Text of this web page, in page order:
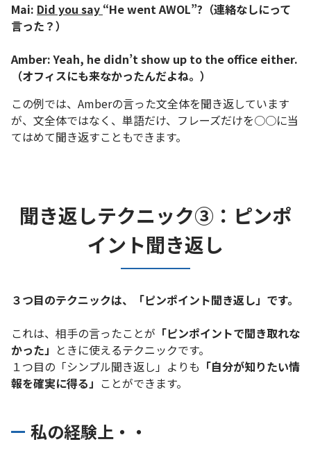
Mai: Did you say “He went AWOL”?（連絡なしにって
言った？）
Amber: Yeah, he didn’t show up to the office either.
（オフィスにも来なかったんだよね。）
この例では、Amberの言った文全体を聞き返しています
が、文全体ではなく、単語だけ、フレーズだけを○○に当
てはめて聞き返すこともできます。
聞き返しテクニック③：ピンポ
イント聞き返し
３つ目のテクニックは、「ピンポイント聞き返し」です。
これは、相手の言ったことが 「ピンポイントで聞き取れな
かった」 ときに使えるテクニックです。
１つ目の「シンプル聞き返し」よりも 「自分が知りたい情
報を確実に得る」 ことができます。
私の経験上・・